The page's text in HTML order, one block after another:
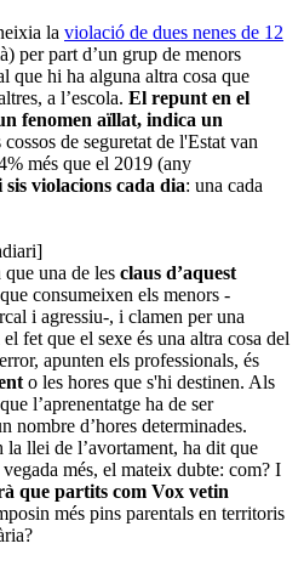
la violació de dues nenes de 12
per part d’un grup de menors
que hi ha alguna altra cosa que
a l’escola. El repunt en el
fenomen aïllat, indica un
de seguretat de l'Estat van
més que el 2019 (any
sis violacions cada dia: una cada
una de les claus d’aquest
que consumeixen els menors -
i agressiu-, i clamen per una
fet que el sexe és una altra cosa del
apunten els professionals, és
o les hores que s'hi destinen. Als
l’aprenentatge ha de ser
nombre d’hores determinades.
la llei de l’avortament, ha dit que
més, el mateix dubte: com? I
que partits com Vox vetin
més pins parentals en territoris